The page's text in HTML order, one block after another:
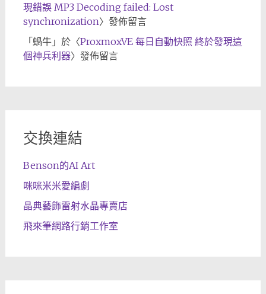
現錯誤 MP3 Decoding failed: Lost
synchronization〉發佈留言
「蝸牛」於〈ProxmoxVE 每日自動快照 終於發現這
個神兵利器〉發佈留言
交換連結
Benson的AI Art
咪咪米米愛編劇
晶典藝飾雷射水晶專賣店
飛來筆網路行銷工作室